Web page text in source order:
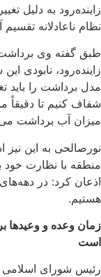
زاینده‌رود به ‌دلیل
نظام ناعادلانه
طبق گفته وی
زاینده‌رود، نابودی
مدل برداشت را باید
شفاف کنیم تا
میزان آب برداشت
نورصالحی به این
منطقه با نظارت
اذعان کرد: در
هستیم.
زمان وعده و وعیدها
است
رئیس شورای